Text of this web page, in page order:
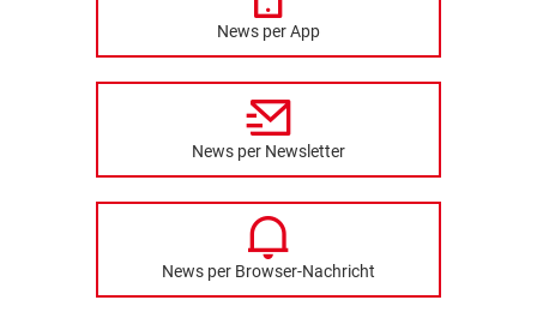
News per App
News per Newsletter
News per Browser-Nachricht